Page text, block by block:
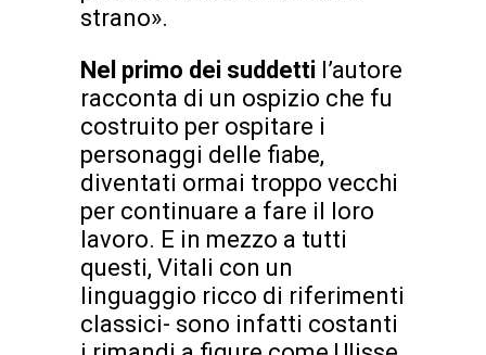
strano».
Nel primo dei suddetti l’autore
racconta di un ospizio che fu
costruito per ospitare i
personaggi delle fiabe,
diventati ormai troppo vecchi
per continuare a fare il loro
lavoro. E in mezzo a tutti
questi, Vitali con un
linguaggio ricco di riferimenti
classici- sono infatti costanti